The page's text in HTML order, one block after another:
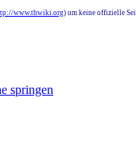
www.thwiki.org) um keine offizielle
springen